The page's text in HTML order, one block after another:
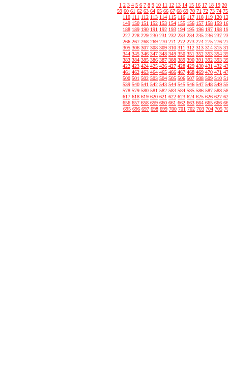
1 2 3 4 5 6 7 8 9 10 11 12 13 14 15 16 17 18 19 20
59 60 61 62 63 64 65 66 67 68 69 70 71 72 73 74 75
110 111 112 113 114 115 116 117 118 119 120
149 150 151 152 153 154 155 156 157 158 159
188 189 190 191 192 193 194 195 196 197 198
227 228 229 230 231 232 233 234 235 236 237
266 267 268 269 270 271 272 273 274 275 276
305 306 307 308 309 310 311 312 313 314 315
344 345 346 347 348 349 350 351 352 353 354
383 384 385 386 387 388 389 390 391 392 393
422 423 424 425 426 427 428 429 430 431 432
461 462 463 464 465 466 467 468 469 470 471
500 501 502 503 504 505 506 507 508 509 510
539 540 541 542 543 544 545 546 547 548 549
578 579 580 581 582 583 584 585 586 587 588
617 618 619 620 621 622 623 624 625 626 627
656 657 658 659 660 661 662 663 664 665 666
695 696 697 698 699 700 701 702 703 704 705